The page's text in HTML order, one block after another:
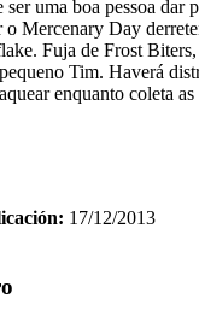
ser uma boa pessoa dar
o Mercenary Day
Fuja de Frost
Tim. Haverá
enquanto coleta as
17/12/2013